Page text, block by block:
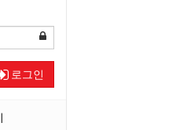
로그인